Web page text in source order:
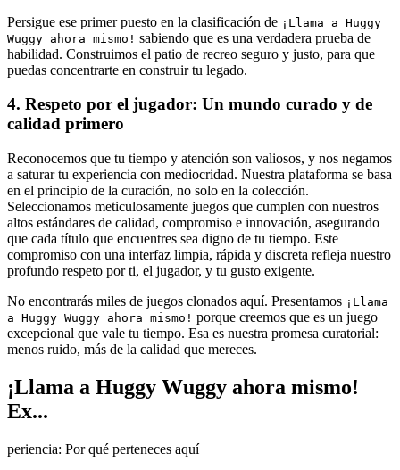
Persigue ese primer puesto en la clasificación de ¡Llama a Huggy
Wuggy ahora mismo! sabiendo que es una verdadera prueba de
habilidad. Construimos el patio de recreo seguro y justo, para que
puedas concentrarte en construir tu legado.
4. Respeto por el jugador: Un mundo curado y de
calidad primero
Reconocemos que tu tiempo y atención son valiosos, y nos negamos
a saturar tu experiencia con mediocridad. Nuestra plataforma se basa
en el principio de la curación, no solo en la colección.
Seleccionamos meticulosamente juegos que cumplen con nuestros
altos estándares de calidad, compromiso e innovación, asegurando
que cada título que encuentres sea digno de tu tiempo. Este
compromiso con una interfaz limpia, rápida y discreta refleja nuestro
profundo respeto por ti, el jugador, y tu gusto exigente.
No encontrarás miles de juegos clonados aquí. Presentamos ¡Llama
a Huggy Wuggy ahora mismo! porque creemos que es un juego
excepcional que vale tu tiempo. Esa es nuestra promesa curatorial:
menos ruido, más de la calidad que mereces.
¡Llama a Huggy Wuggy ahora mismo!
Ex...
periencia: Por qué perteneces aquí